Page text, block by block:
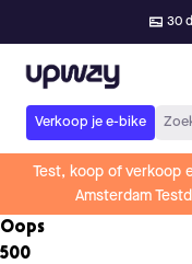
30
Upway
Verkoop je e-bike
Test, koop of verkoop
Amsterdam
Oops
500